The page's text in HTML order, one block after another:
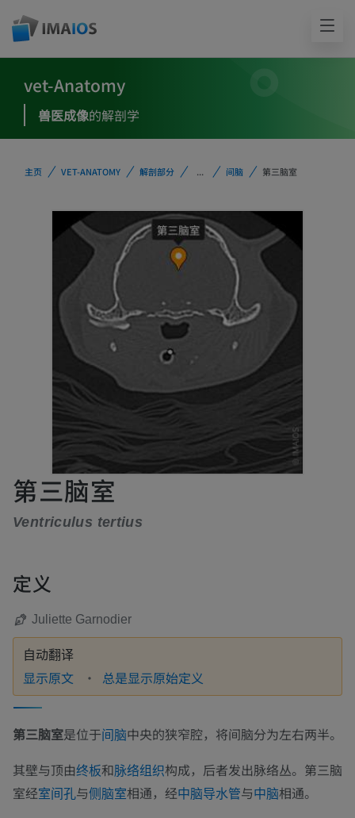
vet-Anatomy
兽医成像的解剖学
主页 VET-ANATOMY 解剖部分 ... 间脑 第三脑室
第三脑室
Ventriculus tertius
定义
Juliette Garnodier
自动翻译
显示原文 总是显示原始定义
第三脑室是位于间脑中央的狭窄腔，将间脑分为左右两半。
其壁与顶由终板和脉络组织构成，后者发出脉络丛。第三脑
室经室间孔与侧脑室相通，经中脑导水管与中脑相通。